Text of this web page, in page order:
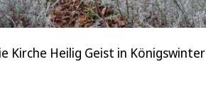
Kirche Heilig Geist in